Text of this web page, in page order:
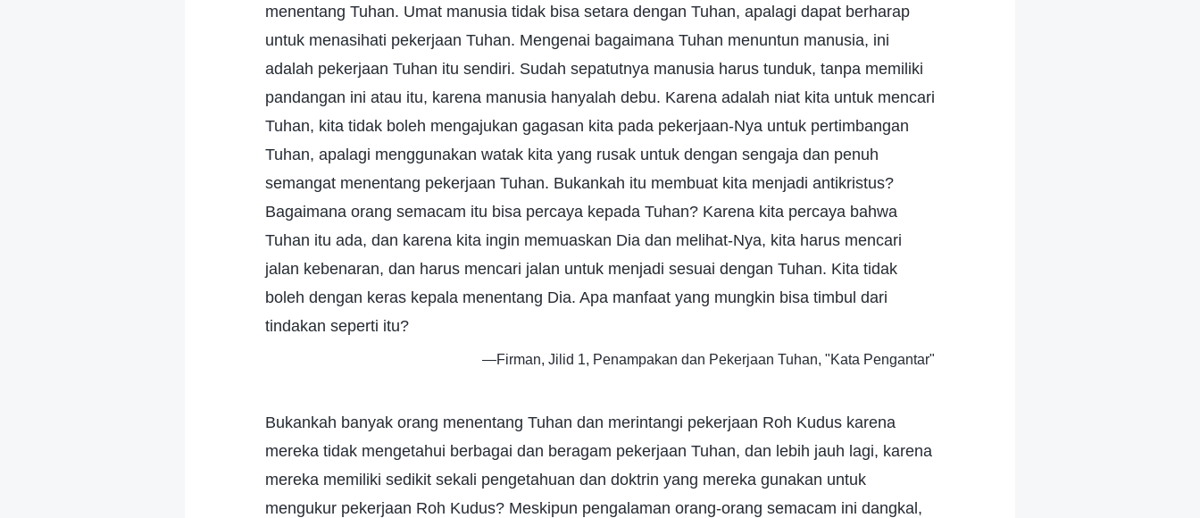
menentang Tuhan. Umat manusia tidak bisa setara dengan Tuhan, apalagi dapat berharap
untuk menasihati pekerjaan Tuhan. Mengenai bagaimana Tuhan menuntun manusia, ini
adalah pekerjaan Tuhan itu sendiri. Sudah sepatutnya manusia harus tunduk, tanpa memiliki
pandangan ini atau itu, karena manusia hanyalah debu. Karena adalah niat kita untuk mencari
Tuhan, kita tidak boleh mengajukan gagasan kita pada pekerjaan-Nya untuk pertimbangan
Tuhan, apalagi menggunakan watak kita yang rusak untuk dengan sengaja dan penuh
semangat menentang pekerjaan Tuhan. Bukankah itu membuat kita menjadi antikristus?
Bagaimana orang semacam itu bisa percaya kepada Tuhan? Karena kita percaya bahwa
Tuhan itu ada, dan karena kita ingin memuaskan Dia dan melihat-Nya, kita harus mencari
jalan kebenaran, dan harus mencari jalan untuk menjadi sesuai dengan Tuhan. Kita tidak
boleh dengan keras kepala menentang Dia. Apa manfaat yang mungkin bisa timbul dari
tindakan seperti itu?
—Firman, Jilid 1, Penampakan dan Pekerjaan Tuhan, "Kata Pengantar"
Bukankah banyak orang menentang Tuhan dan merintangi pekerjaan Roh Kudus karena
mereka tidak mengetahui berbagai dan beragam pekerjaan Tuhan, dan lebih jauh lagi, karena
mereka memiliki sedikit sekali pengetahuan dan doktrin yang mereka gunakan untuk
mengukur pekerjaan Roh Kudus? Meskipun pengalaman orang-orang semacam ini dangkal,